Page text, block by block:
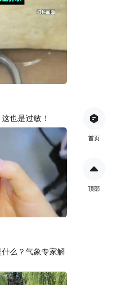
也是过敏！
么？气象专家解
首页
顶部